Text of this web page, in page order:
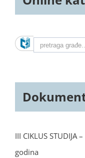
III CIKLUS STUDIJA
godina